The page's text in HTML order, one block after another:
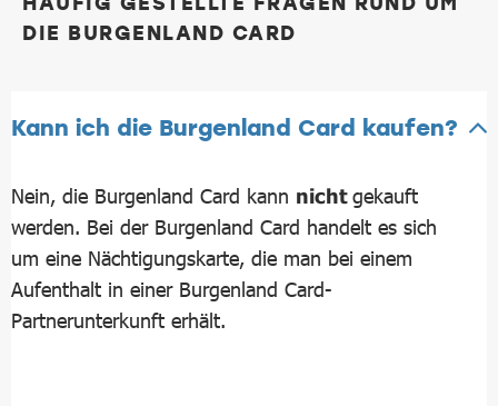
DIE BURGENLAND CARD
Kann ich die Burgenland Card kaufen?
Nein, die Burgenland Card kann nichtgekauft
werden. Bei der Burgenland Card handelt es sich
um eine Nächtigungskarte, die man bei einem
Aufenthalt in einer Burgenland Card-
Partnerunterkunft erhält.